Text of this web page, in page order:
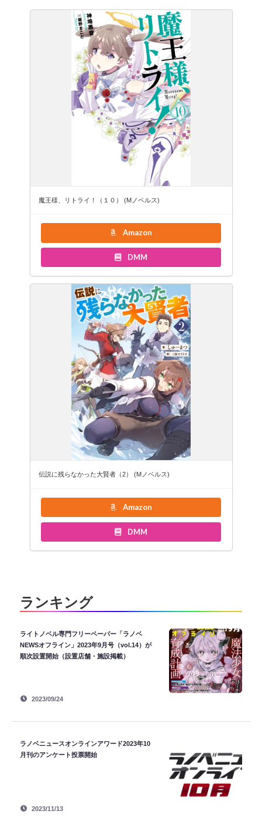
魔王様、リトライ！（１０） (Mノベルス)
Amazon
DMM
伝説に残らなかった大賢者（2） (Mノベルス)
Amazon
DMM
ランキング
ライトノベル専門フリーペーパー「ラノベ
NEWSオフライン」2023年9月号（vol.14）が
順次設置開始（設置店舗・施設掲載）
2023/09/24
ラノベニュースオンラインアワード2023年10
月刊のアンケート投票開始
2023/11/13